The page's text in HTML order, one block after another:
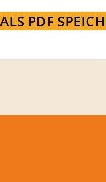
ALS PDF